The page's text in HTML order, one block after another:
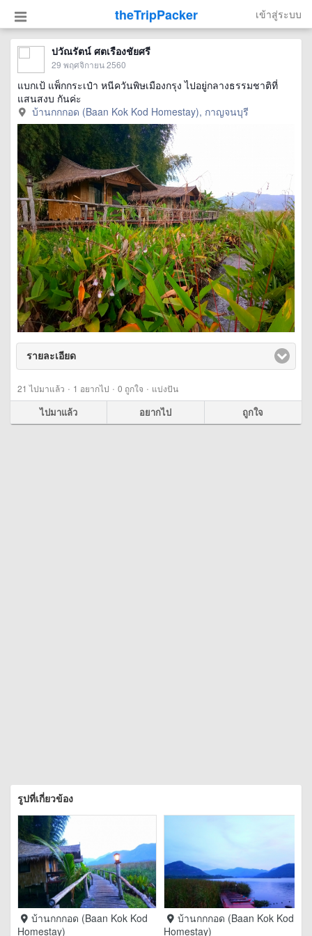
theTripPacker เข้าสู่ระบบ
ปวัณรัตน์ ศตเรืองชัยศรี
29 พฤศจิกายน 2560
แบกเป้ แพ็กกระเป๋า หนีควันพิษเมืองกรุง ไปอยู่กลางธรรมชาติที่
แสนสงบ กันค่ะ
บ้านกกกอด (Baan Kok Kod Homestay), กาญจนบุรี
รายละเอียด
21 ไปมาแล้ว · 1 อยากไป · 0 ถูกใจ · แบ่งปัน
ไปมาแล้ว อยากไป ถูกใจ
รูปที่เกี่ยวข้อง
บ้านกกกอด (Baan Kok Kod
Homestay)
บ้านกกกอด (Baan Kok Kod
Homestay)